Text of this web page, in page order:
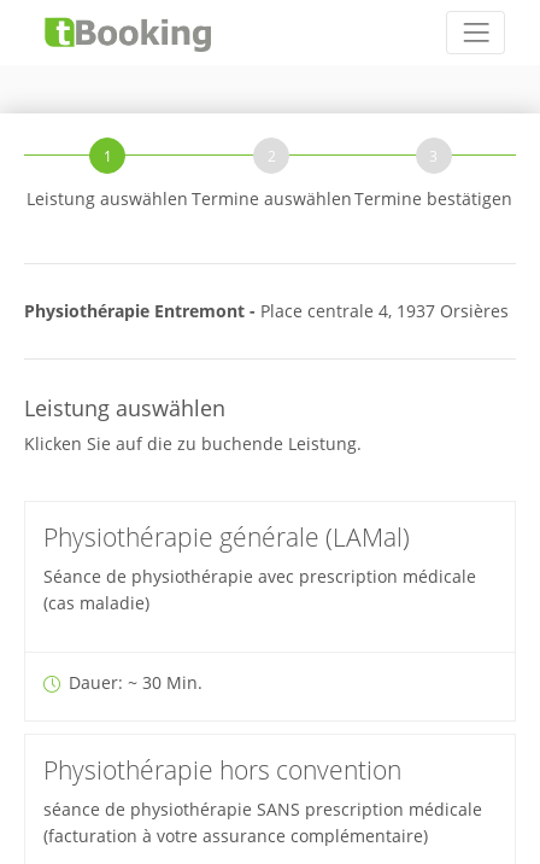
1
Leistung auswählen
2
Termine auswählen
3
Termine bestätigen
Physiothérapie Entremont - Place centrale 4, 1937 Orsières
Leistung auswählen
Klicken Sie auf die zu buchende Leistung.
Physiothérapie générale (LAMal)
Séance de physiothérapie avec prescription médicale
(cas maladie)
Dauer: ~ 30 Min.
Physiothérapie hors convention
séance de physiothérapie SANS prescription médicale
(facturation à votre assurance complémentaire)